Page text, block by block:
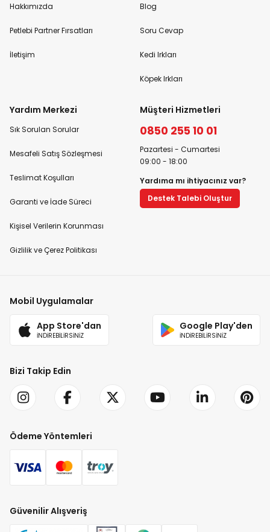
Hakkımızda
Petlebi Partner Fırsatları
İletişim
Blog
Soru Cevap
Kedi Irkları
Köpek Irkları
Yardım Merkezi
Sık Sorulan Sorular
Mesafeli Satış Sözleşmesi
Teslimat Koşulları
Garanti ve İade Süreci
Kişisel Verilerin Korunması
Gizlilik ve Çerez Politikası
Müşteri Hizmetleri
0850 255 10 01
Pazartesi - Cumartesi
09:00 - 18:00
Yardıma mı ihtiyacınız var?
Destek Talebi Oluştur
Mobil Uygulamalar
App Store'dan
İNDİREBİLİRSİNİZ
Google Play'den
İNDİREBİLİRSİNİZ
Bizi Takip Edin
Ödeme Yöntemleri
Güvenilir Alışveriş